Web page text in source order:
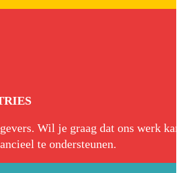
Wil je graag dat ons werk kan
te ondersteunen.